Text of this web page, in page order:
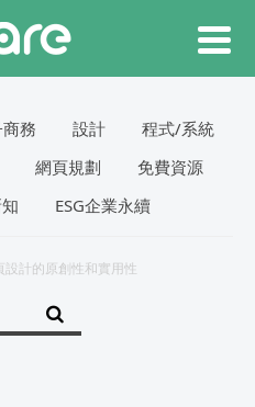
務 設計
程式/系統
網頁規劃
免費資源
ESG企業永續
設計的原創性和實用性